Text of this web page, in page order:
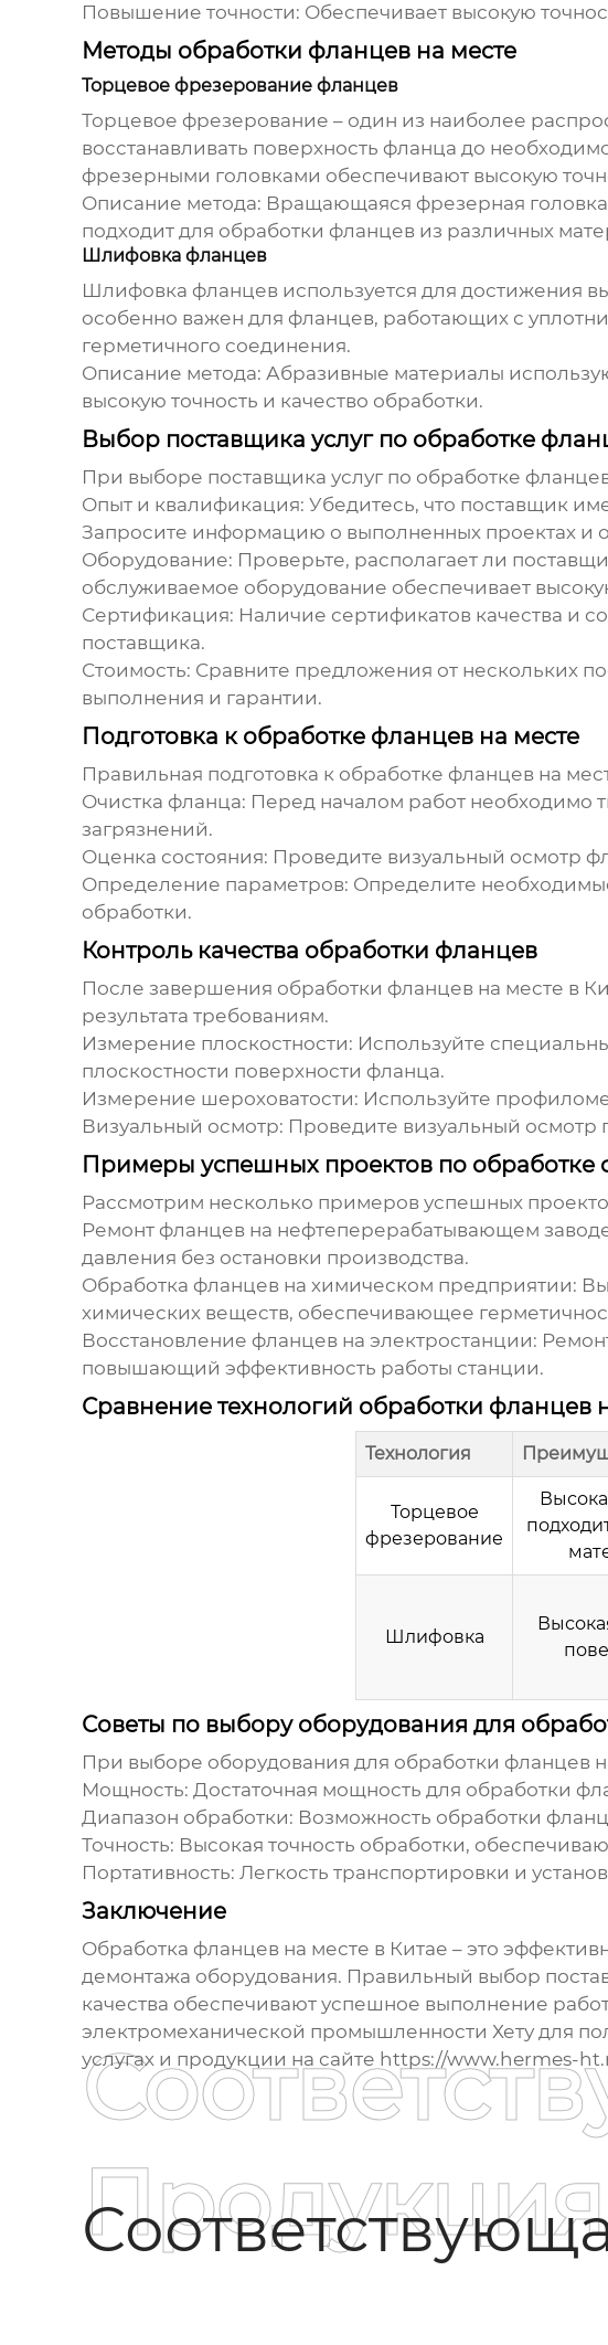
Повышение точности: Обеспечивает высокую
Методы обработки фланцев на месте
Торцевое фрезерование фланцев
Торцевое фрезерование – один из наиболее
восстанавливать поверхность фланца до
фрезерными головками обеспечивают высокую
Описание метода: Вращающаяся фрезерная
подходит для обработки фланцев из различных
Шлифовка фланцев
Шлифовка фланцев используется для достижения
особенно важен для фланцев, работающих с
герметичного соединения.
Описание метода: Абразивные материалы
высокую точность и качество обработки.
Выбор поставщика услуг по обработке
При выборе поставщика услуг по обработке
Опыт и квалификация: Убедитесь, что поставщик
Запросите информацию о выполненных проектах и
Оборудование: Проверьте, располагает ли
обслуживаемое оборудование обеспечивает
Сертификация: Наличие сертификатов качества и
поставщика.
Стоимость: Сравните предложения от нескольких
выполнения и гарантии.
Подготовка к обработке фланцев на месте
Правильная подготовка к обработке фланцев на
Очистка фланца: Перед началом работ необходимо
загрязнений.
Оценка состояния: Проведите визуальный осмотр
Определение параметров: Определите
обработки.
Контроль качества обработки фланцев
После завершения обработки фланцев на месте в
результата требованиям.
Измерение плоскостности: Используйте
плоскостности поверхности фланца.
Измерение шероховатости: Используйте
Визуальный осмотр: Проведите визуальный осмотр
Примеры успешных проектов по обработке
Рассмотрим несколько примеров успешных
Ремонт фланцев на нефтеперерабатывающем
давления без остановки производства.
Обработка фланцев на химическом предприятии:
химических веществ, обеспечивающее
Восстановление фланцев на электростанции:
повышающий эффективность работы станции.
Сравнение технологий обработки фланцев
Технология
Торцевое
фрезерование
Шлифовка
Советы по выбору оборудования для
При выборе оборудования для обработки фланцев
Мощность: Достаточная мощность для обработки
Диапазон обработки: Возможность обработки
Точность: Высокая точность обработки,
Портативность: Легкость транспортировки и
Заключение
Обработка фланцев на месте в Китае – это
демонтажа оборудования. Правильный выбор
качества обеспечивают успешное выполнение
электромеханической промышленности Хету для
услугах и продукции на сайте https://www.hermes-
Продукция